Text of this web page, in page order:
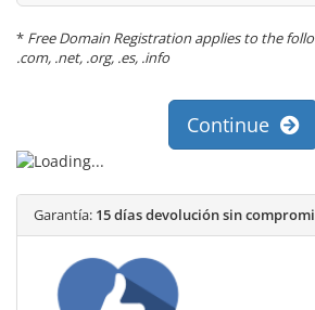
* Free Domain Registration applies to the
.com, .net, .org, .es, .info
Continue
Garantía: 15 días devolución sin